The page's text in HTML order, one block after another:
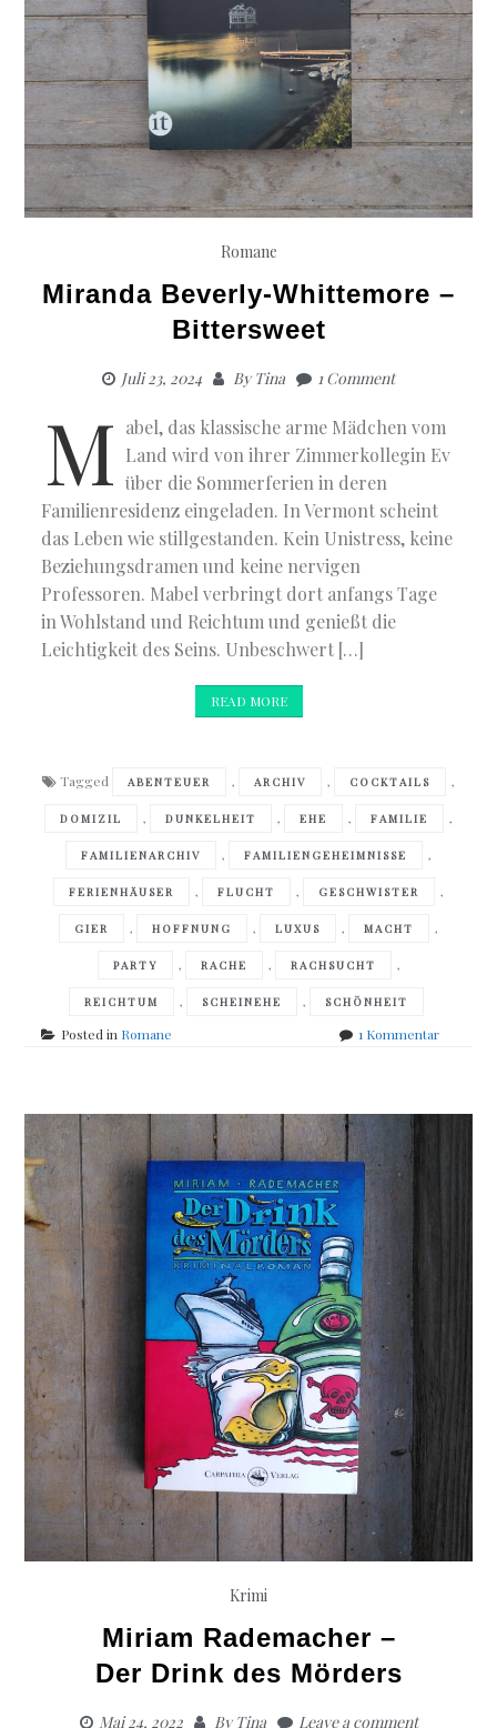
Romane
Miranda Beverly-Whittemore –
Bittersweet
Juli 23, 2024 ByTina 1 Comment
M abel, das klassische arme Mädchen vom
Land wird von ihrer Zimmerkollegin Ev
über die Sommerferien in deren
Familienresidenz eingeladen. In Vermont scheint
das Leben wie stillgestanden. Kein Unistress, keine
Beziehungsdramen und keine nervigen
Professoren. Mabel verbringt dort anfangs Tage
in Wohlstand und Reichtum und genießt die
Leichtigkeit des Seins. Unbeschwert […]
READ MORE
Tagged ABENTEUER , ARCHIV , COCKTAILS ,
DOMIZIL , DUNKELHEIT , EHE , FAMILIE ,
FAMILIENARCHIV , FAMILIENGEHEIMNISSE ,
FERIENHÄUSER , FLUCHT , GESCHWISTER ,
GIER , HOFFNUNG , LUXUS , MACHT ,
PARTY , RACHE , RACHSUCHT ,
REICHTUM , SCHEINEHE , SCHÖNHEIT
Posted in Romane 1 Kommentarzu
–
Krimi
Miriam Rademacher –
Der Drink des Mörders
Mai 24, 2022 ByTina Leave a comment